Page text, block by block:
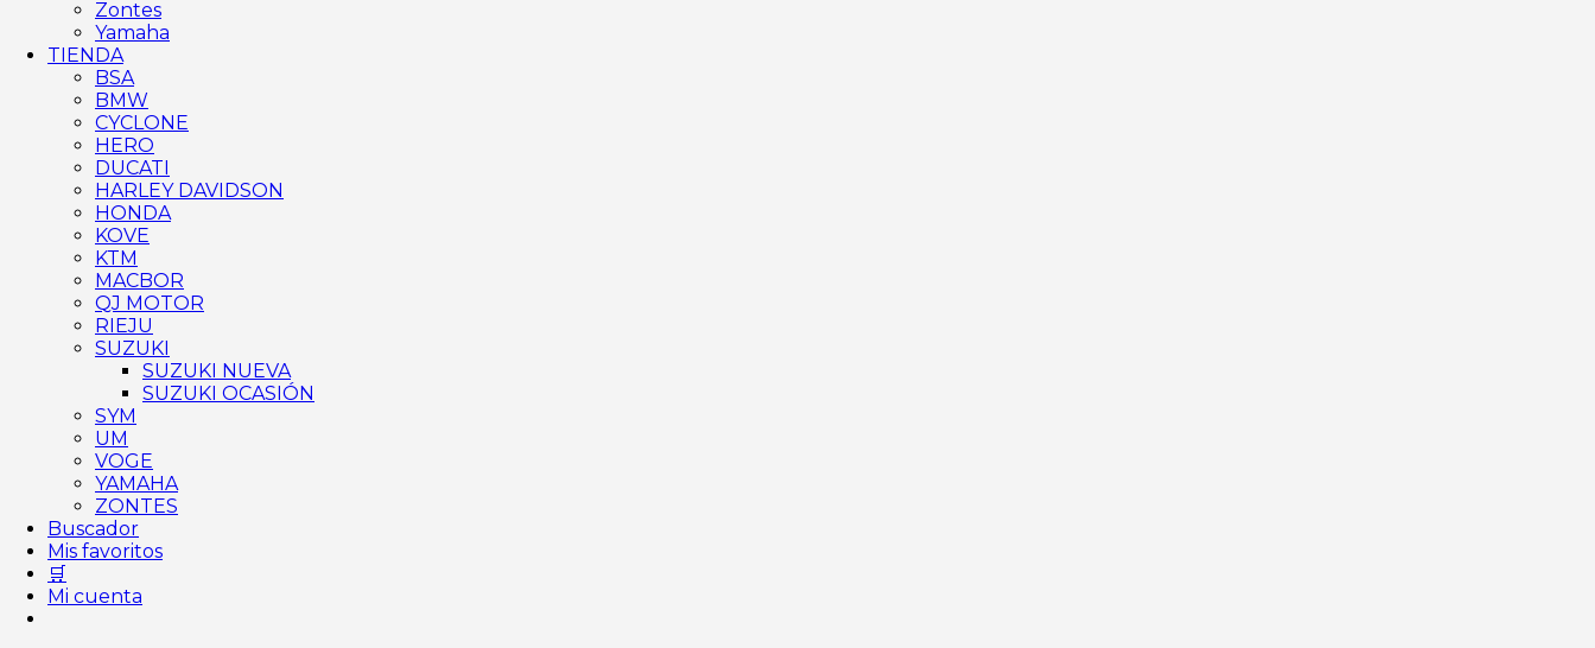
Zontes
Yamaha
TIENDA
BSA
BMW
CYCLONE
HERO
DUCATI
HARLEY DAVIDSON
HONDA
KOVE
KTM
MACBOR
QJ MOTOR
RIEJU
SUZUKI
SUZUKI NUEVA
SUZUKI OCASIÓN
SYM
UM
VOGE
YAMAHA
ZONTES
Buscador
Mis favoritos
🛒
Mi cuenta